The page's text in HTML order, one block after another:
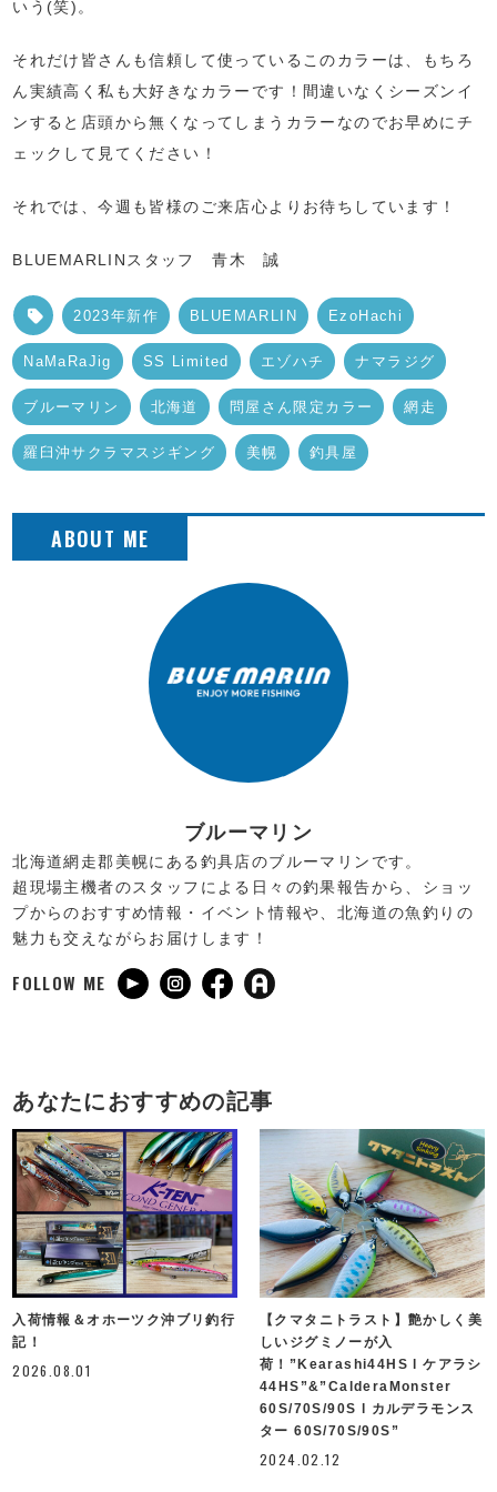
いう(笑)。
それだけ皆さんも信頼して使っているこのカラーは、もちろ
ん実績高く私も大好きなカラーです！間違いなくシーズンイ
ンすると店頭から無くなってしまうカラーなのでお早めにチ
ェックして見てください！
それでは、今週も皆様のご来店心よりお待ちしています！
BLUEMARLINスタッフ 青木 誠
2023年新作 BLUEMARLIN EzoHachi
NaMaRaJig SS Limited エゾハチ ナマラジグ
ブルーマリン 北海道 問屋さん限定カラー 網走
羅臼沖サクラマスジギング 美幌 釣具屋
ブルーマリン
北海道網走郡美幌にある釣具店のブルーマリンです。
超現場主機者のスタッフによる日々の釣果報告から、ショッ
プからのおすすめ情報・イベント情報や、北海道の魚釣りの
魅力も交えながらお届けします！
FOLLOW ME
あなたにおすすめの記事
入荷情報＆オホーツク沖ブリ釣行
記！
2026.08.01
【クマタニトラスト】艶かしく美
しいジグミノーが入
荷！”Kearashi44HS l ケアラシ
44HS”&”CalderaMonster
60S/70S/90S l カルデラモンス
ター 60S/70S/90S”
2024.02.12